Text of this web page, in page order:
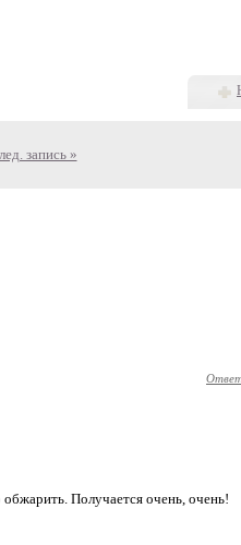
запись »
Получается очень, очень!